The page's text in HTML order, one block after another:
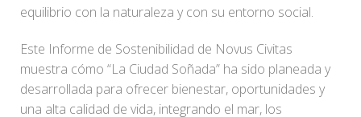
equilibrio con la naturaleza y con su entorno social.
Este Informe de Sostenibilidad de Novus Civitas
muestra cómo “La Ciudad Soñada” ha sido planeada y
desarrollada para ofrecer bienestar, oportunidades y
una alta calidad de vida, integrando el mar, los